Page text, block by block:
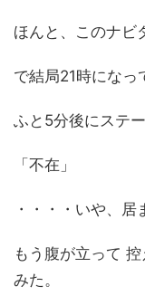
ほんと、このナビ
で結局21時になっ
ふと5分後にステ
「不在」
・・・・いや、居
もう腹が立って
みた。